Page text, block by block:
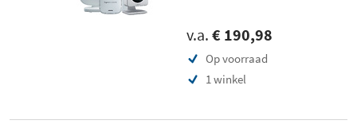
v.a. € 190,98
Op voorraad
1 winkel